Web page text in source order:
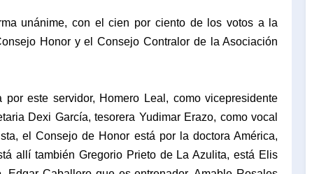
unánime, con el cien por ciento de los votos a la
Honor y el Consejo Contralor de la Asociación
por este servidor, Homero Leal, como vicepresidente
Dexi García, tesorera Yudimar Erazo, como vocal
el Consejo de Honor está por la doctora América,
allí también Gregorio Prieto de La Azulita, está Elis